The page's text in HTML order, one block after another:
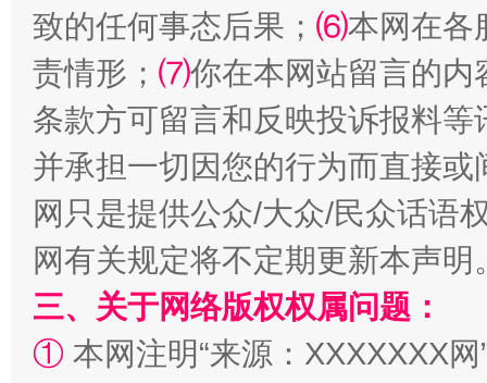
阿坝州三大球赛在茂县开幕 规模
国家大学科技园优化重塑工作
致的任何事态后果； ⑹本网在各
责情形； ⑺你在本网站留言的内
条款方可留言和反映投诉报料
并承担一切因您的行为而直接
网只是提供公众/大众/民众话语
网有关规定将不定期更新本声明
三、关于网络版权权属问题：
① 本网注明“来源：XXXXXXX